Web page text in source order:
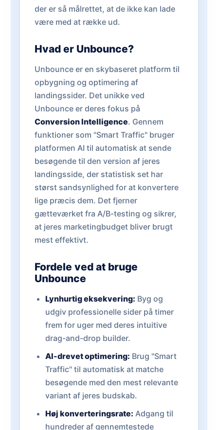
der er så målrettet, at de ikke kan lade
være med at række ud.
Hvad er Unbounce?
Unbounce er en skybaseret platform til
opbygning og optimering af
landingssider. Det unikke ved
Unbounce er deres fokus på
Conversion Intelligence. Gennem
funktioner som "Smart Traffic" bruger
platformen AI til automatisk at sende
besøgende til den version af jeres
landingsside, der statistisk set har
størst sandsynlighed for at konvertere
lige præcis dem. Det fjerner
gætteværket fra A/B-testing og sikrer,
at jeres marketingbudget bliver brugt
mest effektivt.
Fordele ved at bruge
Unbounce
Lynhurtig eksekvering: Byg og
udgiv professionelle sider på timer
frem for uger med deres intuitive
drag-and-drop builder.
AI-drevet optimering: Brug "Smart
Traffic" til automatisk at matche
besøgende med den mest relevante
variant af jeres budskab.
Høj konverteringsrate: Adgang til
hundreder af gennemtestede